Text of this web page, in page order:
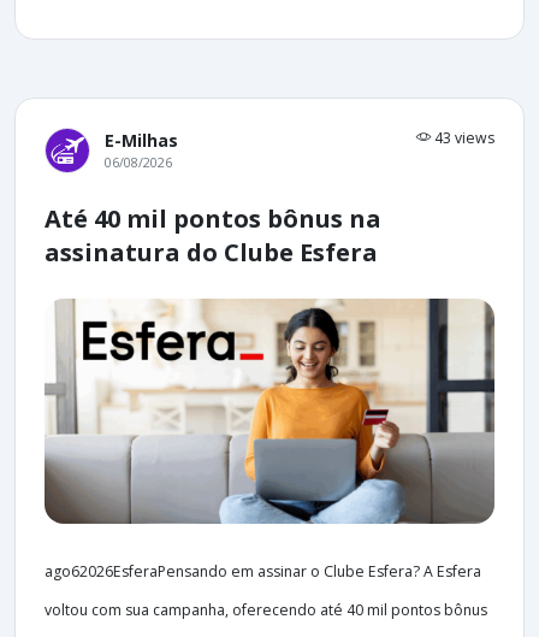
E-Milhas 43 views
06/08/2026
Até 40 mil pontos bônus na
assinatura do Clube Esfera
ago62026EsferaPensando em assinar o Clube Esfera? A Esfera
voltou com sua campanha, oferecendo até 40 mil pontos bônus